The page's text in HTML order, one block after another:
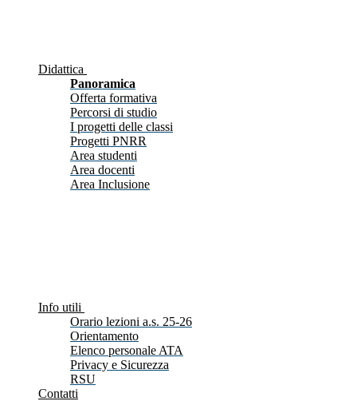
Didattica
Panoramica
Offerta formativa
Percorsi di studio
I progetti delle classi
Progetti PNRR
Area studenti
Area docenti
Area Inclusione
Info utili
Orario lezioni a.s. 25-26
Orientamento
Elenco personale ATA
Privacy e Sicurezza
RSU
Contatti